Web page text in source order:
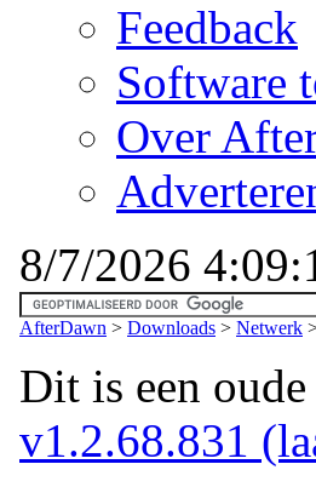
Feedback
Software
Over
8/7/2026
AfterDawn > Downloads > Netwerk
Dit is een
v1.2.68.831